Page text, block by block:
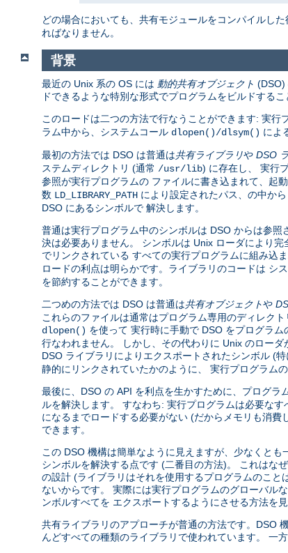
どの場合においても、共有モジュールをコンパイルした
ればなりません。
背景
最近の Unix 系の OS には 動的共有オブジェクト (DSO)
ドできるような特別な形式でプログラムをビルドするこ
このロードは二つの方法で行なうことができます: 実行
ラム中から、システムコール dlopen()/dlsym() によ
最初の方法では DSO は普通は共有ライブラリや DSO
ステムディレクトリ (通常 /usr/lib) に存在し、 実行
参照が実行プログラムの ファイルに書き込まれて、起
数 LD_LIBRARY_PATH により設定されたパス、の中から
DSO にあるシンボルで 解決します。
普通は実行プログラム中のシンボルは DSO からは参
決は必要ありません。 シンボルは Unix ローダにより
でリンクされている すべての実行プログラムに組み込
ロードの利点は明らかです。ライブラリのコードは シ
を節約することができます。
二つめの方法では DSO は普通は共有オブジェクトや
これらのファイルは通常はプログラム専用のディレク
dlopen() を使って 実行時に手動で DSO をプログラ
行なわれません。 しかし、その代わりに Unix のロー
DSO ライブラリによりエクスポートされたシンボル (
静的にリンクされていたかのように、 実行プログラム
最後に、DSO の API を利点を生かすために、プログラ
ルを解決します。 すなわち: 実行プログラムは必要な
になるまでロードする必要がない (だからメモリも消
できます。
この DSO 機構は簡単なように見えますが、少なくと
シンボルを解決する点です (二番目の方法)。 これはな
の設計 (ライブラリはそれを使用するプログラムのこ
ないからです。 実際には実行プログラムのグローバル
ンボルすべてを エクスポートするようにさせる方法を
共有ライブラリのアプローチが普通の方法です。DSO
んどすべての種類のライブラリで使われています。 一